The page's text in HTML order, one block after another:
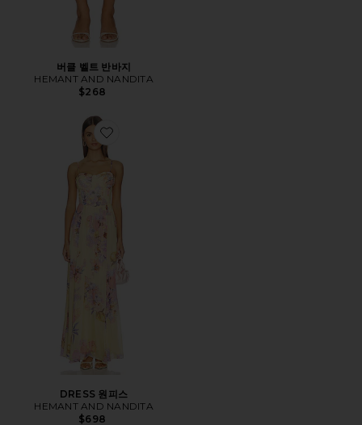
버클 벨트 반바지
HEMANT AND NANDITA
$268
Favorite DRESS 원피스
DRESS 원피스
HEMANT AND NANDITA
$698